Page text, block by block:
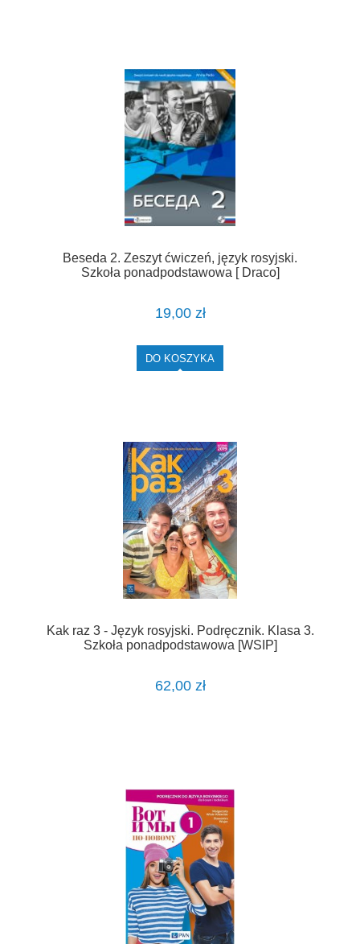
Beseda 2. Zeszyt ćwiczeń, język rosyjski.
Szkoła ponadpodstawowa [ Draco]
19,00 zł
DO KOSZYKA
Kak raz 3 - Język rosyjski. Podręcznik. Klasa 3.
Szkoła ponadpodstawowa [WSIP]
62,00 zł